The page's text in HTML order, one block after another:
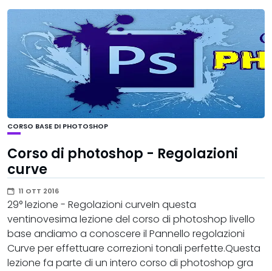
CORSO BASE DI PHOTOSHOP
Corso di photoshop - Regolazioni
curve
11 OTT 2016
29° lezione - Regolazioni curveIn questa
ventinovesima lezione del corso di photoshop livello
base andiamo a conoscere il Pannello regolazioni
Curve per effettuare correzioni tonali perfette.Questa
lezione fa parte di un intero corso di photoshop gra